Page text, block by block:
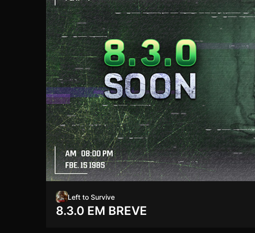
Left to Survive
8.3.0 EM BREVE